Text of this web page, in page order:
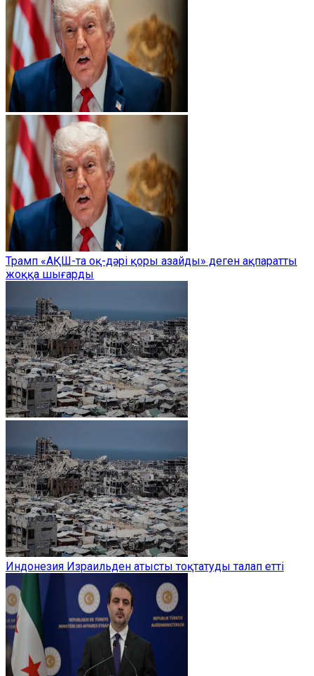
Трамп «АҚШ-та оқ-дәрі қоры азайды» деген ақпаратты
жоққа шығарды
Индонезия Израильден атысты тоқтатуды талап етті